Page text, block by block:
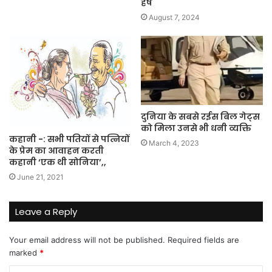
हर्ष
August 7, 2024
कहानी -: सभी पतियों से पत्नियों
के प्रेम का आवाहन करती
कहानी ‘एक थी सोनिया’,,
June 21, 2021
दुनिया के सबसे रईस बिल गेट्स
को मिला उनसे भी धनी व्यक्ति
March 4, 2023
Leave a Reply
Your email address will not be published. Required fields are
marked *